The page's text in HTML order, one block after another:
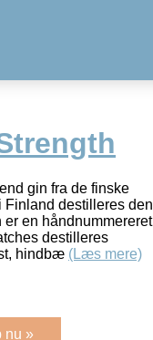
gin fra de finske
Finland destilleres den
en håndnummereret
destilleres
hindbæ (Læs mere)
nu »